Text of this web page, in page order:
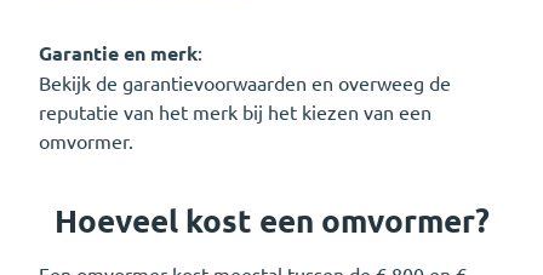
Garantie en merk:
Bekijk de garantievoorwaarden en overweeg de
reputatie van het merk bij het kiezen van een
omvormer.
Hoeveel kost een omvormer?